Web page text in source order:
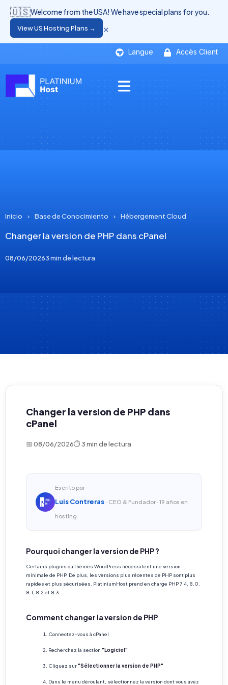
Langue Accès Client
🇺🇸Welcome from the USA! We have special plans for you.
View US Hosting Plans → ×
Inicio › Base de Conocimiento › Hébergement Cloud
Changer la version de PHP dans cPanel
08/06/20263 min de lectura
Changer la version de PHP dans
cPanel
📅 08/06/2026⏱ 3 min de lectura
Escrito por
Luis Contreras · CEO & Fundador · 19 años en
hosting
Pourquoi changer la version de PHP ?
Certains plugins ou thèmes WordPress nécessitent une version
minimale de PHP. De plus, les versions plus récentes de PHP sont plus
rapides et plus sécurisées. PlatiniumHost prend en charge PHP 7.4, 8.0,
8.1, 8.2 et 8.3.
Comment changer la version de PHP
Connectez-vous à cPanel
Recherchez la section "Logiciel"
Cliquez sur"Sélectionner la version de PHP"
Dans le menu déroulant, sélectionnez la version dont vous avez